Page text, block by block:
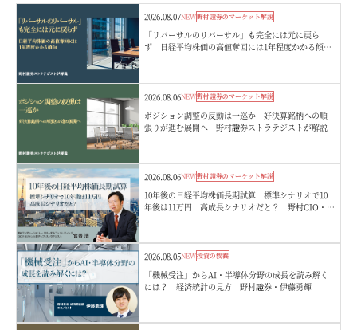
2026.08.07NEW野村證券のマーケット解説
「リバーサルのリバーサル」も完全には元に戻ら
ず 日経平均株価の高値奪回には1年程度かかる傾
2026.08.06NEW野村證券のマーケット解説
ポジション調整の反動は一巡か 好決算銘柄への順
張りが進む展開へ 野村證券ストラテジストが解説
2026.08.06NEW野村證券のマーケット解説
10年後の日経平均株価長期試算 標準シナリオで10
年後は11万円 高成長シナリオだと？ 野村CIO・宮
2026.08.05NEW投資の教養
「機械受注」からAI・半導体分野の成長を読み解く
には？ 経済統計の見方 野村證券・伊藤勇輝